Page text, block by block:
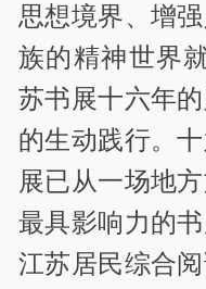
思想境界、增
族的精神世界
苏书展十六年
的生动践行。
展已从一场地
最具影响力的
江苏居民综合